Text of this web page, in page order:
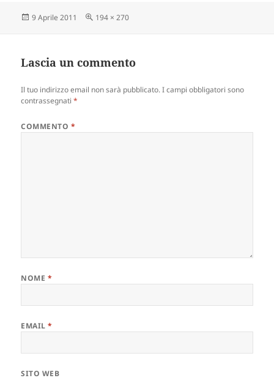
Scritto
9 Aprile 2011
Dimensione
194 × 270
Lascia un commento
Il tuo indirizzo email non sarà pubblicato. I campi obbligatori sono
contrassegnati*
COMMENTO *
NOME *
EMAIL*
SITO WEB